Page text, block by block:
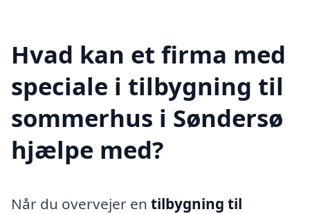
Hvad kan et firma med
speciale i tilbygning til
sommerhus i Søndersø
hjælpe med?
Når du overvejer en tilbygning til